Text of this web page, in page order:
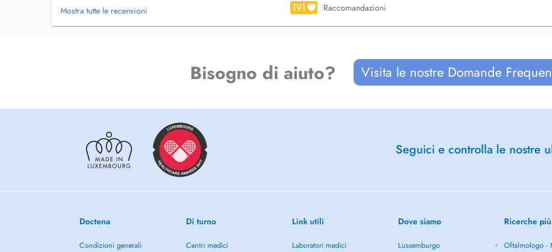
Mostra tutte le recensioni 191 Raccomandazioni
Bisogno di aiuto? Visita le nostre Domande
Seguici e controlla le nostre
Doctena
Condizioni generali
Di turno
Centri medici
Link utili
Laboratori medici
Dove siamo
Lussemburgo
Ricerche
Oftalmologo -